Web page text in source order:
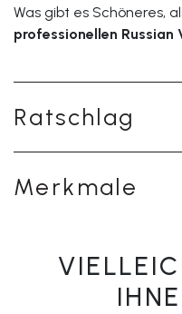
Was gibt es Schöneres,
professionellen Russian
Ratschlag
Merkmale